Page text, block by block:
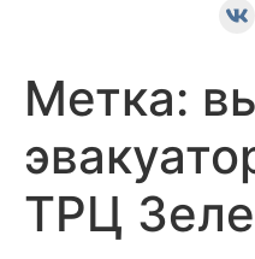
Метка:
ТРЦ